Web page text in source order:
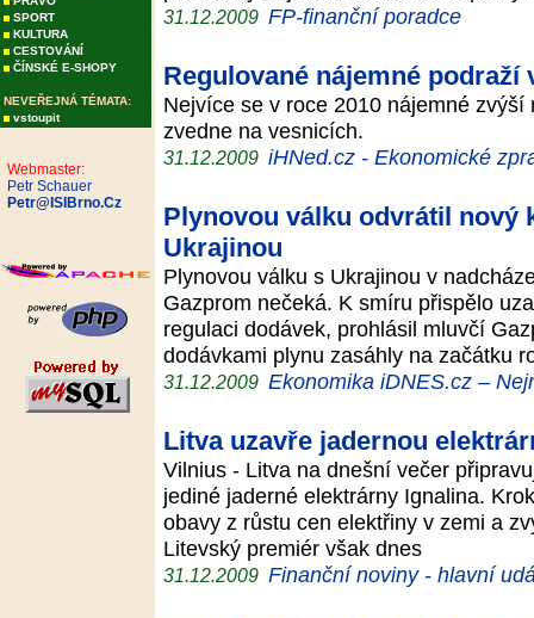
SPORT
KULTURA
CESTOVÁNÍ
ČÍNSKÉ E-SHOPY
NEVEŘEJNÁ TÉMATA:
vstoupit
Webmaster:
Petr Schauer
Petr@ISIBrno.Cz
31.12.2009 FP-finanční poradce
Regulované nájemné
Nejvíce se v roce 2010 nájemné
zvedne na vesnicích.
31.12.2009 iHNed.cz - Ekonomické
Plynovou válku odvrátil nový
Ukrajinou
Plynovou válku s Ukrajinou v
Gazprom nečeká. K smíru přispělo
regulaci dodávek, prohlásil mluvčí
dodávkami plynu zasáhly na začátku
31.12.2009 Ekonomika iDNES.cz –
Litva uzavře jadernou
Vilnius - Litva na dnešní večer
jediné jaderné elektrárny Ignalina.
obavy z růstu cen elektřiny v zemi a
Litevský premiér však dnes
31.12.2009 Finanční noviny - hlavní